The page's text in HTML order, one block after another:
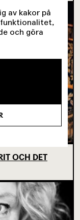
OCH DET
av kakor på
och göra